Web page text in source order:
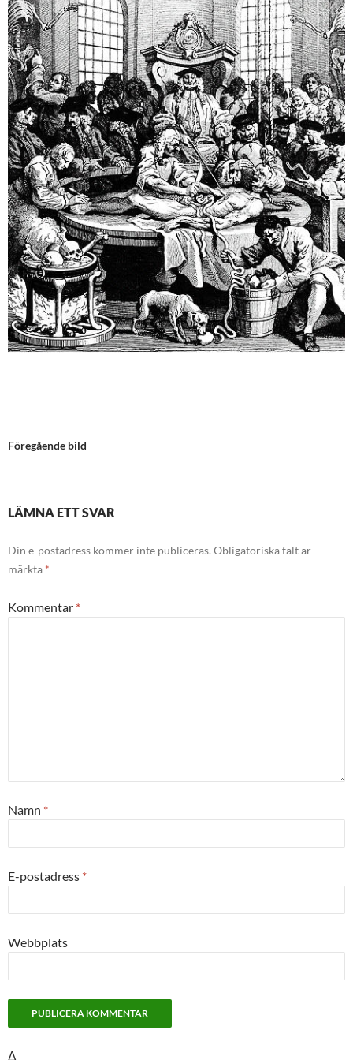
Föregående bild
LÄMNA ETT SVAR
Din e-postadress kommer inte publiceras. Obligatoriska fält är
märkta *
Kommentar *
Namn *
E-postadress *
Webbplats
Δ